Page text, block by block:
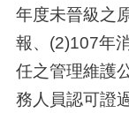
年度未晉級之
報、 (2)107年
任之管理維護
務人員認可證